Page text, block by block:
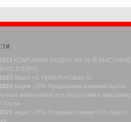
КОМПАНИЯ АКЦЕНТ НА 31-Й ВЫСТАВКЕ
EXPO
Акция +1: Губки FunClean XL
Акция -25% Предлагаем широкий выбор
материалов для подготовки к празднику
Пасхи
Акция -25% Пищевые пленки Fun clean и